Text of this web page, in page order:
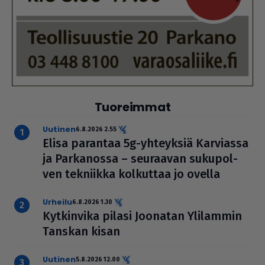
Tuoreimmat
uutinen6.8.2026 2.55
Elisa parantaa 5g-yhteyksiä Karviassa
ja Par­ka­nossa – seuraavan suku­pol­
ven tekniikka kolkuttaa jo ovella
urheilu6.8.2026 1.30
Kyt­kin­vika pilasi Joonatan Ylilammin
Tanskan kisan
uutinen5.8.2026 12.00